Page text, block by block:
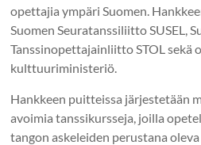
opettajia ympäri Suomen.
Suomen Seuratanssiliitto SUSEL,
Tanssinopettajainliitto STOL sekä
kulttuuriministeriö.
Hankkeen puitteissa järjestetään
avoimia tanssikursseja, joilla
tangon askeleiden perustana oleva